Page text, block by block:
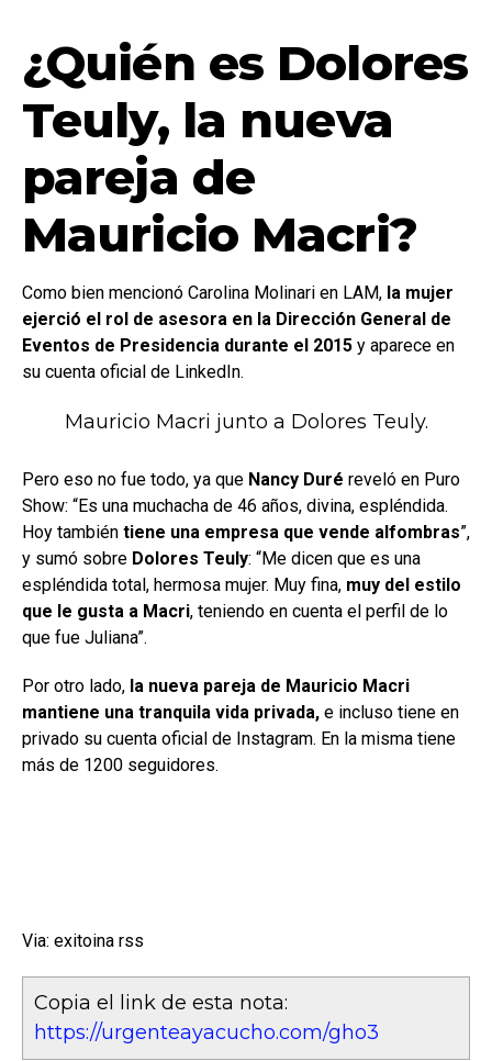
¿Quién es Dolores
Teuly, la nueva
pareja de
Mauricio Macri?
Como bien mencionó Carolina Molinari en LAM, la mujer
ejerció el rol de asesora en la Dirección General de
Eventos de Presidencia durante el 2015 y aparece en
su cuenta oficial de LinkedIn.
Mauricio Macri junto a Dolores Teuly.
Pero eso no fue todo, ya que Nancy Duré reveló en Puro
Show: “Es una muchacha de 46 años, divina, espléndida.
Hoy también tiene una empresa que vende alfombras”,
y sumó sobre Dolores Teuly: “Me dicen que es una
espléndida total, hermosa mujer. Muy fina, muy del estilo
que le gusta a Macri, teniendo en cuenta el perfil de lo
que fue Juliana”.
Por otro lado, la nueva pareja de Mauricio Macri
mantiene una tranquila vida privada, e incluso tiene en
privado su cuenta oficial de Instagram. En la misma tiene
más de 1200 seguidores.
Via: exitoina rss
Copia el link de esta nota:
https://urgenteayacucho.com/gho3